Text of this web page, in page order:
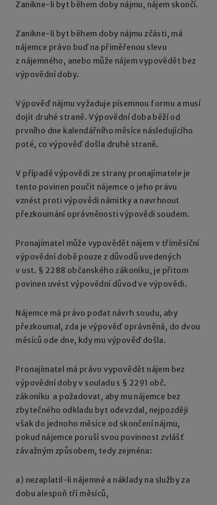
Zanikne-li byt během doby nájmu, nájem skončí.
Zanikne-li byt během doby nájmu zčásti, má
nájemce právo buď na přiměřenou slevu
z nájemného, anebo může nájem vypovědět bez
výpovědní doby.
Výpověď nájmu vyžaduje písemnou formu a musí
dojít druhé straně. Výpovědní doba běží od
prvního dne kalendářního měsíce následujícího
poté, co výpověď došla druhé straně.
V případě výpovědi ze strany pronajímatele je
tento povinen poučit nájemce o jeho právu
vznést proti výpovědi námitky a navrhnout
přezkoumání oprávněnosti výpovědi soudem.
Pronajímatel může vypovědět nájem v tříměsíční
výpovědní době pouze z důvodů uvedených
v ust. § 2288 občanského zákoníku, je přitom
povinen uvést výpovědní důvod ve výpovědi.
Nájemce má právo podat návrh soudu, aby
přezkoumal, zda je výpověď oprávněná, do dvou
měsíců ode dne, kdy mu výpověď došla.
Pronajímatel má právo vypovědět nájem bez
výpovědní doby v souladu s § 2291 obč.
zákoníku a požadovat, aby mu nájemce bez
zbytečného odkladu byt odevzdal, nejpozději
však do jednoho měsíce od skončení nájmu,
pokud nájemce poruší svou povinnost zvlášť
závažným způsobem, tedy zejména:
a) nezaplatil-li nájemné a náklady na služby za
dobu alespoň tří měsíců,